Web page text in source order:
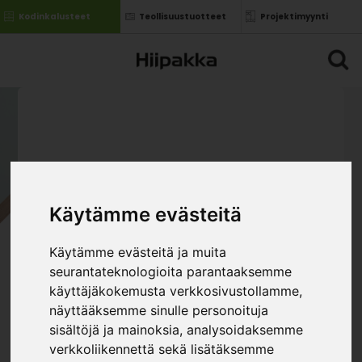
Käytämme evästeitä
Käytämme evästeitä ja muita
seurantateknologioita parantaaksemme
käyttäjäkokemusta verkkosivustollamme,
näyttääksemme sinulle personoituja
sisältöjä ja mainoksia, analysoidaksemme
verkkoliikennettä sekä lisätäksemme
Kodinkalusteet Teollisuustuotteet Projektimyynti